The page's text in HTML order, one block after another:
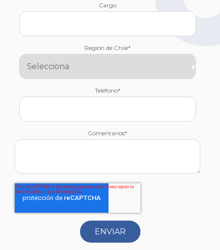
Cargo
Región de Chile*
Teléfono*
Comentarios*